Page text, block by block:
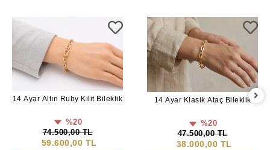
14 Ayar Altın Ruby Kilit Bileklik
%20
74.500,00 TL
59.600,00 TL
14 Ayar Klasik Ataç Bileklik
%20
47.500,00 TL
38.000,00 TL